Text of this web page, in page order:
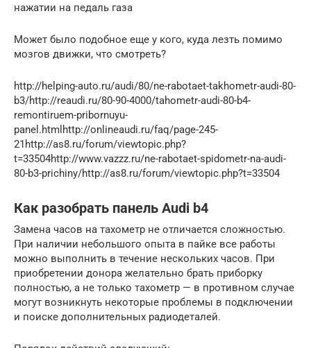
нажатии на педаль газа
Может было подобное еще у кого, куда лезть помимо
мозгов движки, что смотреть?
http://helping-auto.ru/audi/80/ne-rabotaet-takhometr-audi-80-
b3/http://reaudi.ru/80-90-4000/tahometr-audi-80-b4-
remontiruem-pribornuyu-
panel.htmlhttp://onlineaudi.ru/faq/page-245-
21http://as8.ru/forum/viewtopic.php?
t=33504http://www.vazzz.ru/ne-rabotaet-spidometr-na-audi-
80-b3-prichiny/http://as8.ru/forum/viewtopic.php?t=33504
Как разобрать панель Audi b4
Замена часов на тахометр не отличается сложностью.
При наличии небольшого опыта в пайке все работы
можно выполнить в течение нескольких часов. При
приобретении донора желательно брать приборку
полностью, а не только тахометр — в противном случае
могут возникнуть некоторые проблемы в подключении
и поиске дополнительных радиодеталей.